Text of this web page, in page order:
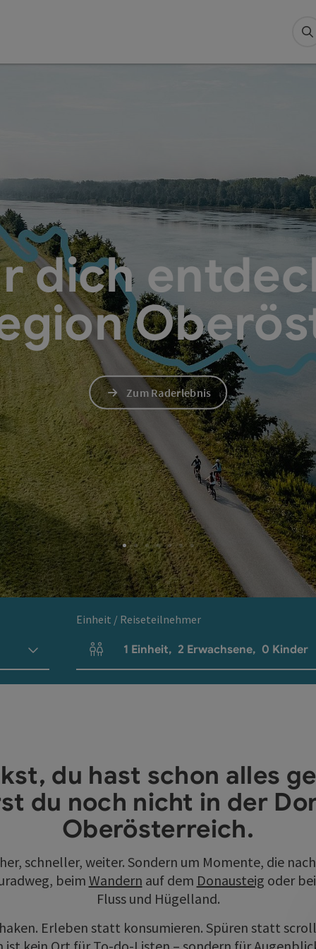
dich
Zum Raderlebnis
Einheit / Reiseteilnehmer
Einheitenanzahl und Personenfelder
1 Einheit, 2 Erwachsene, 0 Kinder
du hast schon alles
du noch nicht in der
Oberösterreich.
schneller, weiter. Sondern um Momente, die
beim Wandern auf dem Donausteig oder
Fluss und Hügelland.
Erleben statt konsumieren. Spüren statt